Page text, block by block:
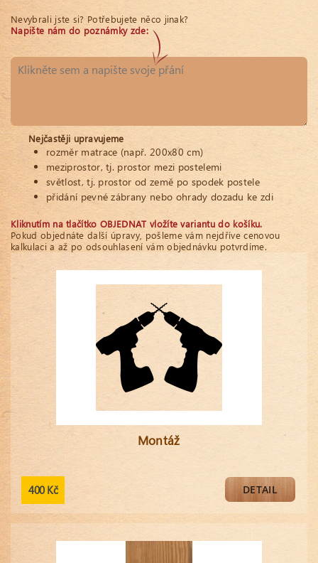
Nevybrali jste si? Potřebujete něco jinak?
Napište nám do poznámky zde:
Nejčastěji upravujeme
rozměr matrace (např. 200x80 cm)
meziprostor, tj. prostor mezi postelemi
světlost, tj. prostor od země po spodek postele
přidání pevné zábrany nebo ohrady dozadu ke zdi
Kliknutím na tlačítko OBJEDNAT vložíte variantu do košíku.
Pokud objednáte další úpravy, pošleme vám nejdříve cenovou
kalkulaci a až po odsouhlasení vám objednávku potvrdíme.
Montáž
400 Kč DETAIL